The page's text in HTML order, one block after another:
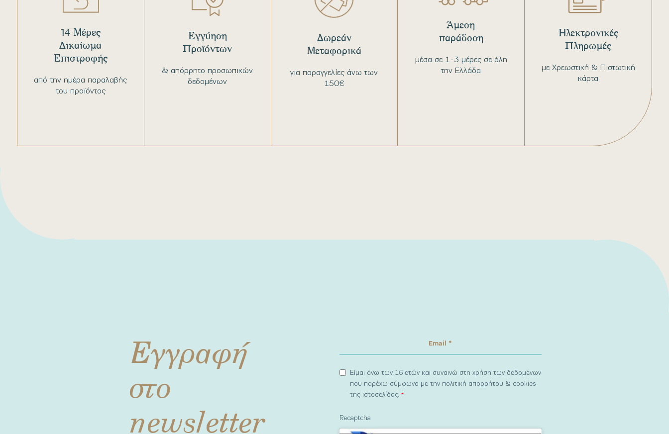
από την ημέρα παραλαβής
του προϊόντος
14 Μέρες
Δικαίωμα
Επιστροφής
& απόρρητο προσωπικών
δεδομένων
Εγγύηση
Προϊόντων
για παραγγελίες άνω των
150€
Δωρεάν
Μεταφορικά
μέσα σε 1-3 μέρες σε όλη
την Ελλάδα
Άμεση
παράδοση
με Χρεωστική & Πιστωτική
κάρτα
Ηλεκτρονικές
Πληρωμές
Εγγραφή
στο
newsletter
Είμαι άνω των 16 ετών και συναινώ στη χρήση των δεδομένων
που παρέχω σύμφωνα με την πολιτική απορρήτου & cookies
της ιστοσελίδας.*
Recaptcha